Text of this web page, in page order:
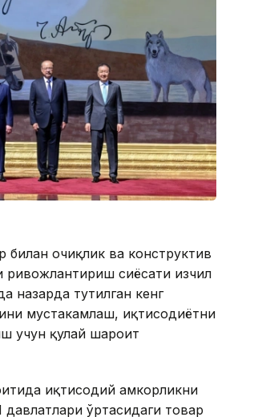
билан очиқлик ва конструктив
ривожлантириш сиёсати изчил
назарда тутилган кенг
мустаҳкамлаш, иқтисодиётни
учун қулай шароит
иқтисодий ҳамкорликни
ўртасидаги товар